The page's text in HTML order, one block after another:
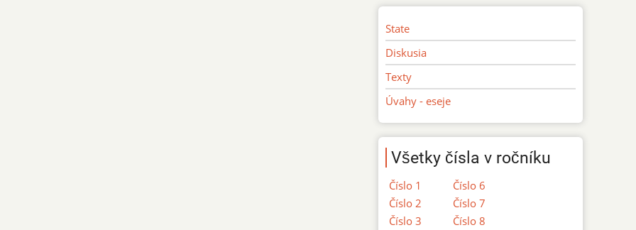
State
Diskusia
Texty
Úvahy - eseje
Všetky čísla v ročníku
Číslo 1
Číslo 2
Číslo 3
Číslo 6
Číslo 7
Číslo 8